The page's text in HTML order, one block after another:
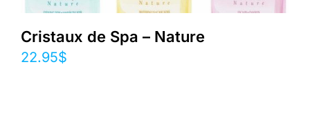
Cristaux de Spa – Nature
22.95$